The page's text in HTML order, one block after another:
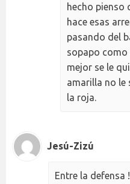
hecho pienso
hace esas
pasando del
sopapo como
mejor se le
amarilla no le
la roja.
Jesú-Zizú
Entre la defensa